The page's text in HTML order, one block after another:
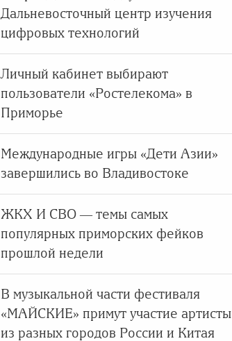
Дальневосточный центр изучения
цифровых технологий
Личный кабинет выбирают
пользователи «Ростелекома» в
Приморье
Международные игры «Дети Азии»
завершились во Владивостоке
ЖКХ И СВО — темы самых
популярных приморских фейков
прошлой недели
В музыкальной части фестиваля
«МАЙСКИЕ» примут участие артисты
из разных городов России и Китая